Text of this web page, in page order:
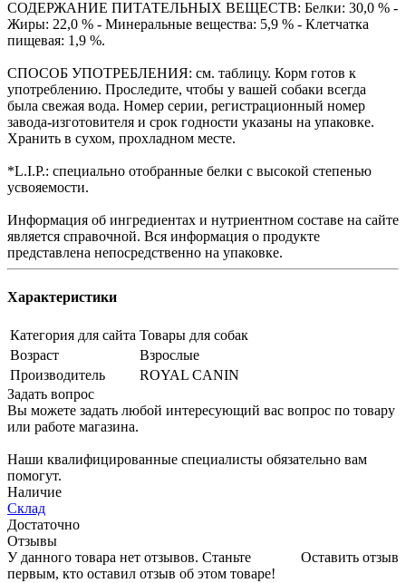
СОДЕРЖАНИЕ ПИТАТЕЛЬНЫХ ВЕЩЕСТВ: Белки: 30,0 % -
Жиры: 22,0 % - Минеральные вещества: 5,9 % - Клетчатка
пищевая: 1,9 %.
СПОСОБ УПОТРЕБЛЕНИЯ: см. таблицу. Корм готов к
употреблению. Проследите, чтобы у вашей собаки всегда
была свежая вода. Номер серии, регистрационный номер
завода-изготовителя и срок годности указаны на упаковке.
Хранить в сухом, прохладном месте.
*L.I.P.: специально отобранные белки с высокой степенью
усвояемости.
Информация об ингредиентах и нутриентном составе на сайте
является справочной. Вся информация о продукте
представлена непосредственно на упаковке.
Характеристики
Категория для сайта Товары для собак
Возраст
Взрослые
Производитель
ROYAL CANIN
Задать вопрос
Вы можете задать любой интересующий вас вопрос по товару
или работе магазина.
Наши квалифицированные специалисты обязательно вам
помогут.
Наличие
Склад
Достаточно
Отзывы
Оставить отзыв
У данного товара нет отзывов. Станьте
первым, кто оставил отзыв об этом товаре!